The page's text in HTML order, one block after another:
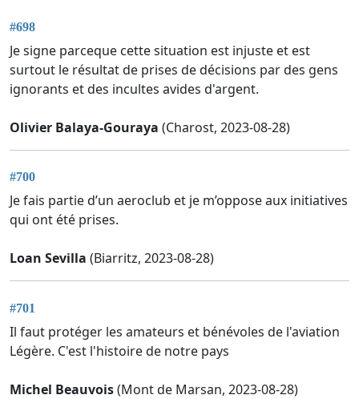
#698
Je signe parceque cette situation est injuste et est
surtout le résultat de prises de décisions par des gens
ignorants et des incultes avides d'argent.
Olivier Balaya-Gouraya (Charost, 2023-08-28)
#700
Je fais partie d’un aeroclub et je m’oppose aux initiatives
qui ont été prises.
Loan Sevilla (Biarritz, 2023-08-28)
#701
Il faut protéger les amateurs et bénévoles de l'aviation
Légère. C'est l'histoire de notre pays
Michel Beauvois(Mont de Marsan, 2023-08-28)